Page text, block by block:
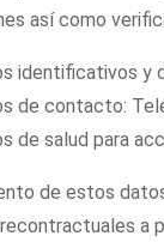
así como
identificativos y
de contacto:
de salud para
de estos
a